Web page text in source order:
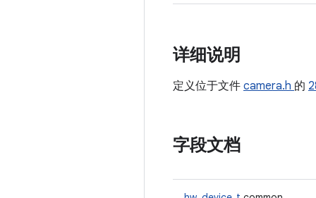
详细说明
定义位于文件 camera.h 的
字段文档